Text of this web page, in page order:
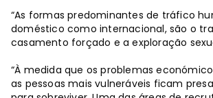
“As formas predominantes de tráfico
doméstico como internacional, são o
casamento forçado e a exploração
“À medida que os problemas
as pessoas mais vulneráveis ​​ficam